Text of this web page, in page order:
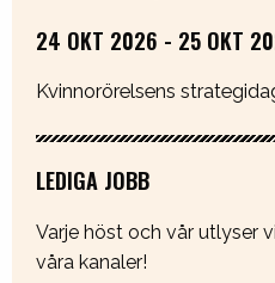
24 OKT 2026 - 25 OKT
Kvinnorörelsens
LEDIGA JOBB
Varje höst och vår utlyser
våra kanaler!